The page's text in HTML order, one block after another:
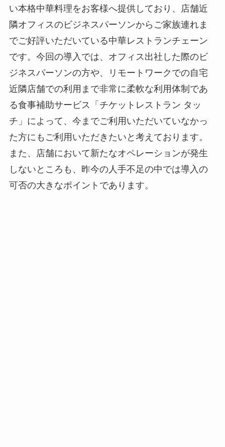
い本格中華料理をお客様へ提供しており、店舗近
隣オフィスのビジネスパーソンからご家族連れま
でご好評いただいている中華レストランチェーン
です。今回の導入では、オフィス出社した際のビ
ジネスパーソンの方や、リモートワークでの自宅
近隣店舗での利用まで非常に柔軟な利用体制であ
る食事補助サービス「チケットレストラン タッ
チ」によって、今までご利用いただいていなかっ
た方にもご利用いただきたいと考えております。
また、店舗において新たなオペレーションが発生
しないところも、昨今の人手不足の中では導入の
可否の大きなポイントであります。